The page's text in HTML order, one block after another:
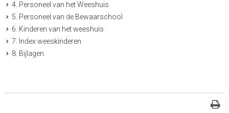
4. Personeel van het Weeshuis
5. Personeel van de Bewaarschool
6. Kinderen van het weeshuis
7. Index weeskinderen
8. Bijlagen